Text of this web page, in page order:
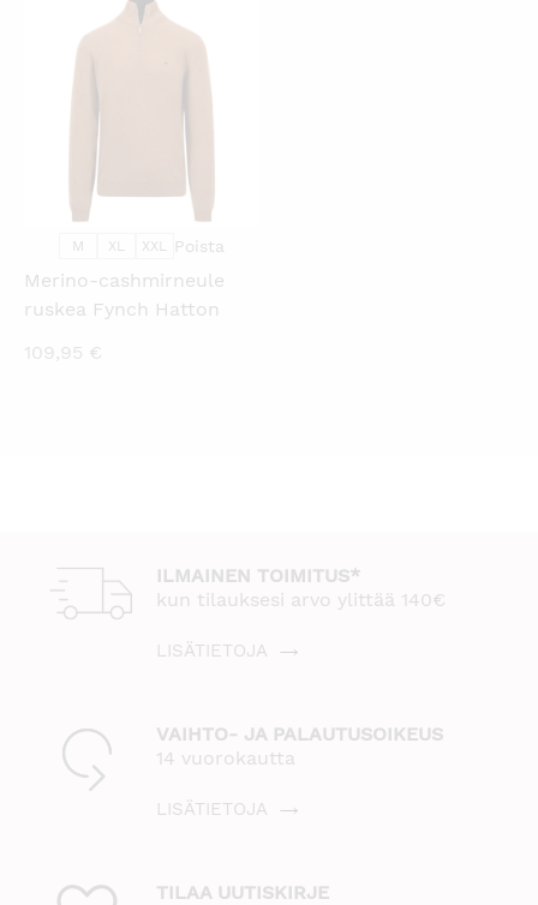
KATSO PIKANÄKYMÄ
M XL XXL Poista
Merino-cashmirneule
ruskea Fynch Hatton
109,95 €
ILMAINEN TOIMITUS*
kun tilauksesi arvo ylittää 140€
LISÄTIETOJA
VAIHTO- JA PALAUTUSOIKEUS
14 vuorokautta
LISÄTIETOJA
TILAA UUTISKIRJE